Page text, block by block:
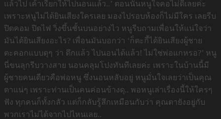
แล้วไป เค้าเรียกให้ไปนอนแล้ว..’ ตอนนั้นหนูใจคอไม่ดีเลยค่ะ
เพราะหนูไม่ได้ยินเสียงใครเลย มองไปรอบห้องก็ไม่มีใคร เลยรีบ
ปิดคอม ปิดไฟ วิ่งขึ้นชั้นบนอย่างไว หนูรีบถามเพื่อนให้แน่ใจว่า
มันได้ยินเสียงอะไร? เพื่อนมันบอกว่า ‘ก็ตะกี้ได้ยินเสียงผู้ชาย
ตะคอกแบบดุๆ ว่า ดึกแล้ว ไปนอนได้แล้ว! ไม่ใช่พ่อแกหรอ?’ หนู
นี่ขนลุกรีบวางสาย นอนคลุมโปงทันทีเลยค่ะ เพราะในบ้านนี้มี
ผู้ชายคนเดียวคือพ่อหนู ซึ่งนอนหลับอยู่ หนูมั่นใจเลยว่าเป็นคุณ
ตาแน่ๆ เพราะท่านเป็นคนค่อนข้างดุ.. พอหนูเล่าเรื่องนี้ให้ใครๆ
ฟัง ทุกคนก็ทั้งกลัว แต่ก็กลับรู้สึกเหมือนกับว่า คุณตายังอยู่กับ
พวกเราไม่ได้จากไปไหนเลย..